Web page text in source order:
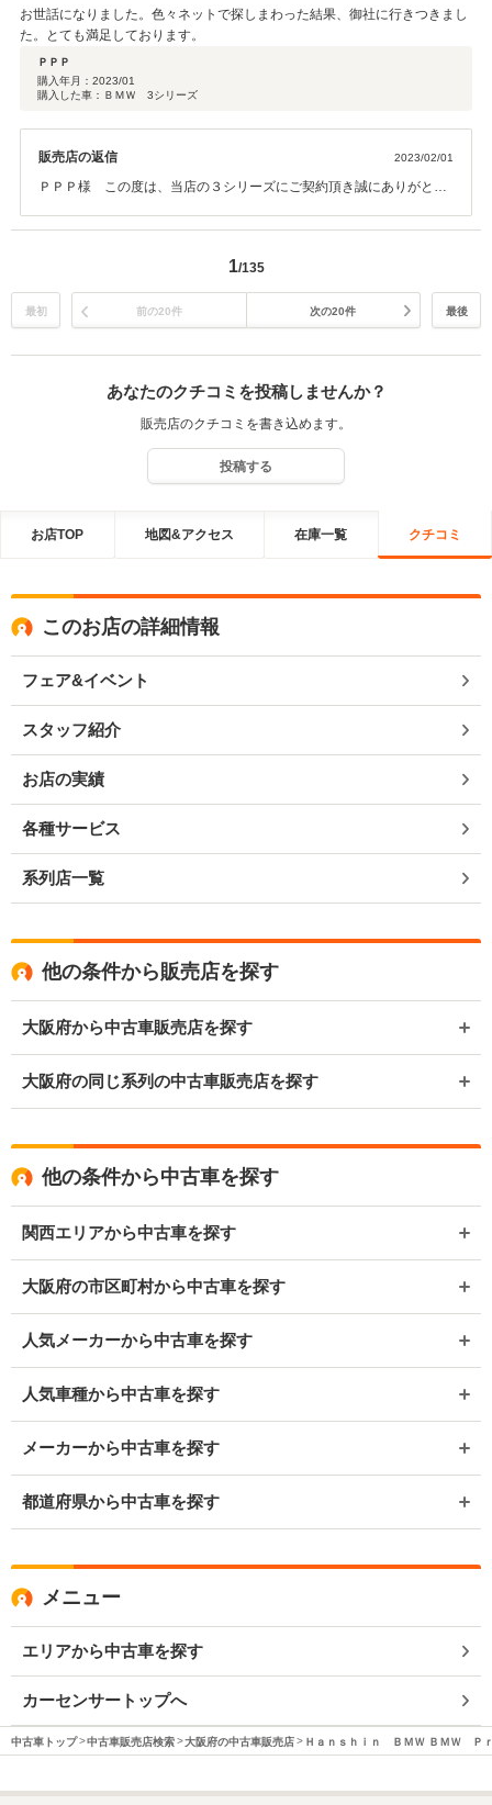
お世話になりました。色々ネットで探しまわった結果、御社に行きつきまし
た。とても満足しております。
ＰＰＰ
購入年月： 2023/01
購入した車：ＢＭＷ 3シリーズ
販売店の返信 2023/02/01
ＰＰＰ様 この度は、当店の３シリーズにご契約頂き誠にありがとう
す。 今後もＰＰＰ様のカーライフをサポートさせて頂きますので 何か
1/135
最初 前の20件 次の20件 最後
あなたのクチコミを投稿しませんか？
販売店のクチコミを書き込めます。
投稿する
お店TOP 地図&アクセス 在庫一覧 クチコミ
このお店の詳細情報
フェア&イベント
スタッフ紹介
お店の実績
各種サービス
系列店一覧
他の条件から販売店を探す
大阪府から中古車販売店を探す
大阪府の同じ系列の中古車販売店を探す
他の条件から中古車を探す
関西エリアから中古車を探す
大阪府の市区町村から中古車を探す
人気メーカーから中古車を探す
人気車種から中古車を探す
メーカーから中古車を探す
都道府県から中古車を探す
メニュー
エリアから中古車を探す
カーセンサートップへ
中古車トップ 中古車販売店検索 大阪府の中古車販売店 Ｈａｎｓｈｉｎ ＢＭＷ ＢＭＷ Ｐ